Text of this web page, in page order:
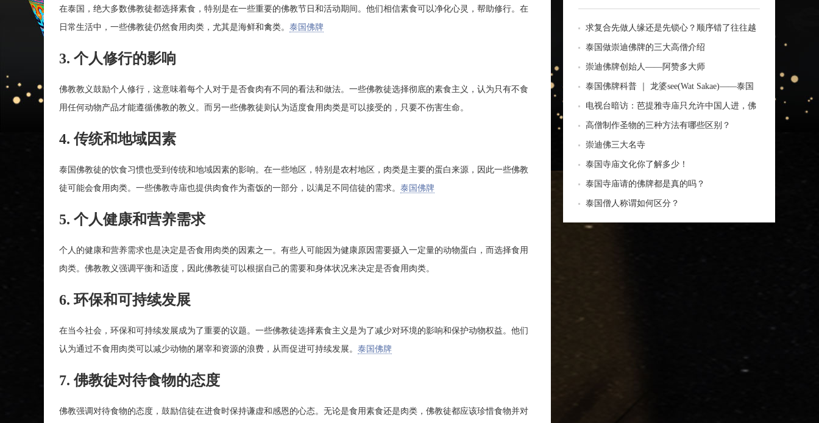
在泰国，绝大多数佛教徒都选择素食，特别是在一些重要的佛教节日和活动期间。他们相信素食可以净化心灵，帮助修行。在
日常生活中，一些佛教徒仍然食用肉类，尤其是海鲜和禽类。 泰国佛牌
3. 个人修行的影响
佛教教义鼓励个人修行，这意味着每个人对于是否食肉有不同的看法和做法。一些佛教徒选择彻底的素食主义，认为只有不食
用任何动物产品才能遵循佛教的教义。而另一些佛教徒则认为适度食用肉类是可以接受的，只要不伤害生命。
4. 传统和地域因素
泰国佛教徒的饮食习惯也受到传统和地域因素的影响。在一些地区，特别是农村地区，肉类是主要的蛋白来源，因此一些佛教
徒可能会食用肉类。一些佛教寺庙也提供肉食作为斋饭的一部分，以满足不同信徒的需求。 泰国佛牌
5. 个人健康和营养需求
个人的健康和营养需求也是决定是否食用肉类的因素之一。有些人可能因为健康原因需要摄入一定量的动物蛋白，而选择食用
肉类。佛教教义强调平衡和适度，因此佛教徒可以根据自己的需要和身体状况来决定是否食用肉类。
6. 环保和可持续发展
在当今社会，环保和可持续发展成为了重要的议题。一些佛教徒选择素食主义是为了减少对环境的影响和保护动物权益。他们
认为通过不食用肉类可以减少动物的屠宰和资源的浪费，从而促进可持续发展。 泰国佛牌
7. 佛教徒对待食物的态度
佛教强调对待食物的态度，鼓励信徒在进食时保持谦虚和感恩的心态。无论是食用素食还是肉类，佛教徒都应该珍惜食物并对
求复合先做人缘还是先锁心？顺序错了往往越
做越乱
泰国做崇迪佛牌的三大高僧介绍
崇迪佛牌创始人——阿赞多大师
泰国佛牌科普 ｜ 龙婆see(Wat Sakae)——泰国
四面神前三高僧
电视台暗访：芭提雅寺庙只允许中国人进，佛
牌高于常价100多倍！
高僧制作圣物的三种方法有哪些区别？
崇迪佛三大名寺
泰国寺庙文化你了解多少！
泰国寺庙请的佛牌都是真的吗？
泰国僧人称谓如何区分？